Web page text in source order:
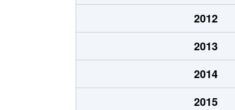
字新庄
8,800万円
字新庄
80万円
砂子町
2,800万円
字土
1万円
2012
2013
2014
2015